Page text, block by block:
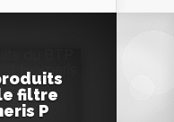
le filtre
P